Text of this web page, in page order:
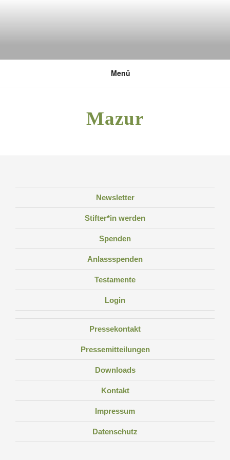
DEUTSCHE UMWELTSTIFTUNG
Menü
Mazur
Newsletter
Stifter*in werden
Spenden
Anlassspenden
Testamente
Login
Pressekontakt
Pressemitteilungen
Downloads
Kontakt
Impressum
Datenschutz